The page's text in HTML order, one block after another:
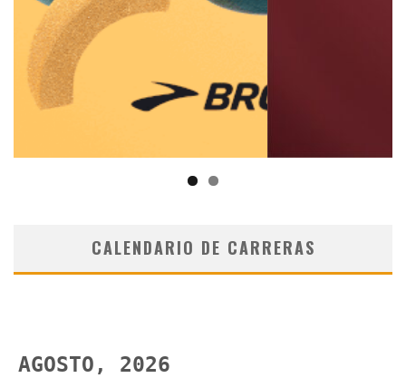
CALENDARIO DE CARRERAS
AGOSTO, 2026